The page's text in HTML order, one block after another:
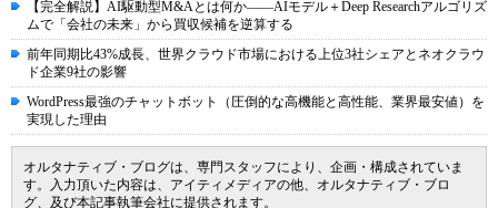
【完全解説】AI駆動型M&Aとは何か――AIモデル＋Deep Researchアルゴリズ
ムで「会社の未来」から買収候補を逆算する
前年同期比43%成長、世界クラウド市場における上位3社シェアとネオクラウ
ド企業9社の影響
WordPress最強のチャットボット（圧倒的な高機能と高性能、業界最安値）を
実現した理由
オルタナティブ・ブログは、専門スタッフにより、企画・構成されていま
す。入力頂いた内容は、アイティメディアの他、オルタナティブ・ブロ
グ、及び本記事執筆会社に提供されます。